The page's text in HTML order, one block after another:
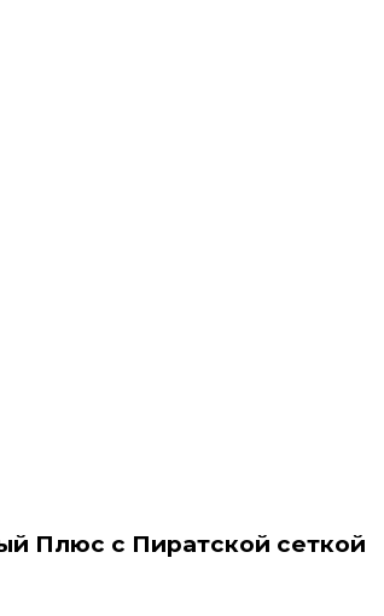
Плюс с Пиратской сеткой